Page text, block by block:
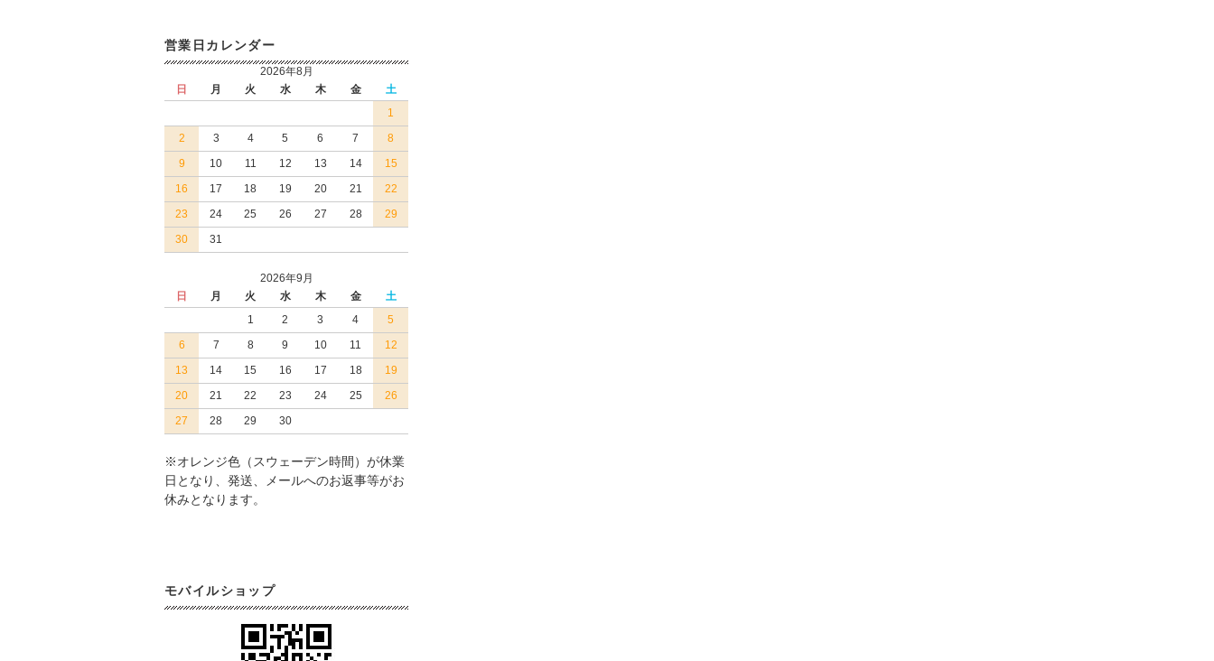
営業日カレンダー
2026年8月
日
月 火 水 木 金
土
1
2
3 4 5 6 7
8
9
10 11 12 13 14
15
16
17 18 19 20 21
22
23
24 25 26 27 28
29
30
31
2026年9月
日
月 火 水 木 金
土
1
2 3 4
5
6
7 8 9 10 11
12
13
14 15 16 17 18
19
20
21 22 23 24 25
26
27
28 29 30
※オレンジ色（スウェーデン時間）が休業
日となり、発送、メールへのお返事等がお
休みとなります。
モバイルショップ